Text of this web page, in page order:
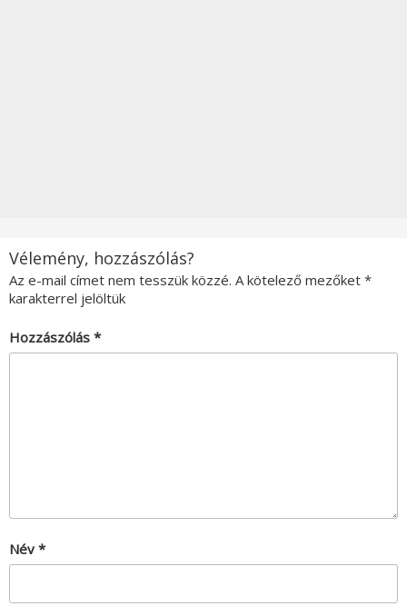
Vélemény, hozzászólás?
Az e-mail címet nem tesszük közzé. A kötelező mezőket *
karakterrel jelöltük
Hozzászólás *
Név *